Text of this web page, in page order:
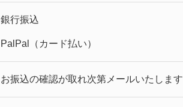
銀行振込
PalPal（カード払い）
お振込の確認が取れ次第メールいたします